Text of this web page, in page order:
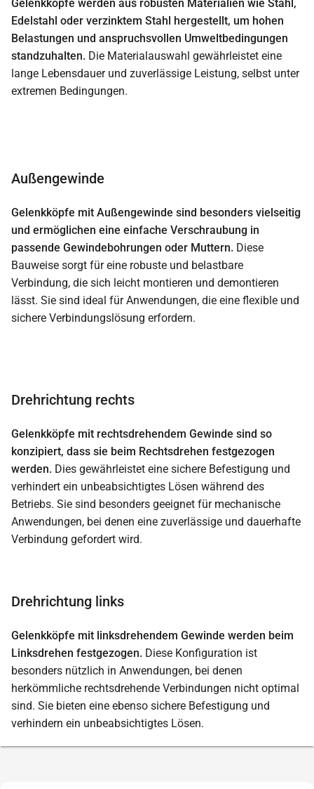
Gelenkköpfe werden aus robusten Materialien wie Stahl,
Edelstahl oder verzinktem Stahl hergestellt, um hohen
Belastungen und anspruchsvollen Umweltbedingungen
standzuhalten. Die Materialauswahl gewährleistet eine
lange Lebensdauer und zuverlässige Leistung, selbst unter
extremen Bedingungen.
Außengewinde
Gelenkköpfe mit Außengewinde sind besonders vielseitig
und ermöglichen eine einfache Verschraubung in
passende Gewindebohrungen oder Muttern. Diese
Bauweise sorgt für eine robuste und belastbare
Verbindung, die sich leicht montieren und demontieren
lässt. Sie sind ideal für Anwendungen, die eine flexible und
sichere Verbindungslösung erfordern.
Drehrichtung rechts
Gelenkköpfe mit rechtsdrehendem Gewinde sind so
konzipiert, dass sie beim Rechtsdrehen festgezogen
werden. Dies gewährleistet eine sichere Befestigung und
verhindert ein unbeabsichtigtes Lösen während des
Betriebs. Sie sind besonders geeignet für mechanische
Anwendungen, bei denen eine zuverlässige und dauerhafte
Verbindung gefordert wird.
Drehrichtung links
Gelenkköpfe mit linksdrehendem Gewinde werden beim
Linksdrehen festgezogen. Diese Konfiguration ist
besonders nützlich in Anwendungen, bei denen
herkömmliche rechtsdrehende Verbindungen nicht optimal
sind. Sie bieten eine ebenso sichere Befestigung und
verhindern ein unbeabsichtigtes Lösen.